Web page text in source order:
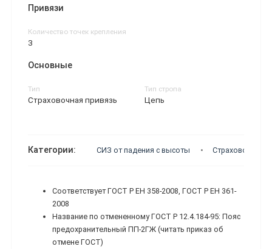
Привязи
Количество точек крепления
3
Основные
Тип
Страховочная привязь
Тип стропа
Цепь
Категории: СИЗ от падения с высоты Страховочная
Соответствует ГОСТ Р ЕН 358-2008, ГОСТ Р ЕН 361-
2008
Название по отмененному ГОСТ Р 12.4.184-95: Пояс
предохранительный ПП-2ГЖ (читать приказ об
отмене ГОСТ)